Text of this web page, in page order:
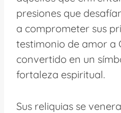
presiones que
a comprometer sus
testimonio de amor a
convertido en un
fortaleza espiritual.
Sus reliquias se